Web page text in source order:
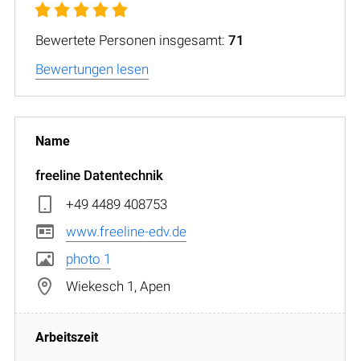
Bewertete Personen insgesamt: 71
Bewertungen lesen
freeline Datentechnik
+49 4489 408753
www.freeline-edv.de
photo 1
Wiekesch 1, Apen